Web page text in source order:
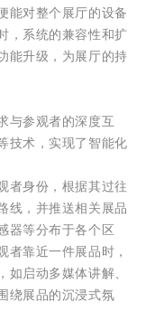
能对整个展厅的设备
，系统的兼容性和扩
能升级，为展厅的持
与参观者的深度互
技术，实现了智能化
者身份，根据其过往
线，并推送相关展品
器等分布于各个区
者靠近一件展品时，
启动多媒体讲解、
绕展品的沉浸式氛